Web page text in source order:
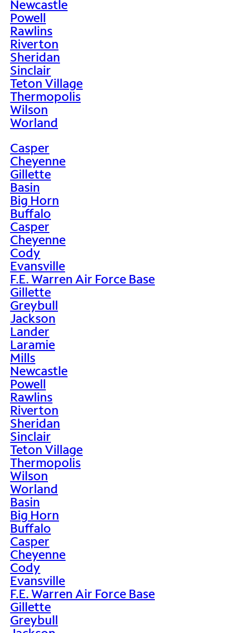
Newcastle
Powell
Rawlins
Riverton
Sheridan
Sinclair
Teton Village
Thermopolis
Wilson
Worland
Casper
Cheyenne
Gillette
Basin
Big Horn
Buffalo
Casper
Cheyenne
Cody
Evansville
F.E. Warren Air Force Base
Gillette
Greybull
Jackson
Lander
Laramie
Mills
Newcastle
Powell
Rawlins
Riverton
Sheridan
Sinclair
Teton Village
Thermopolis
Wilson
Worland
Basin
Big Horn
Buffalo
Casper
Cheyenne
Cody
Evansville
F.E. Warren Air Force Base
Gillette
Greybull